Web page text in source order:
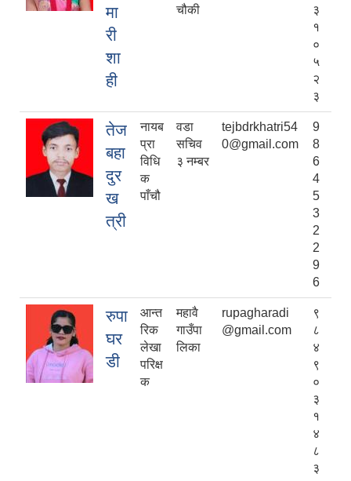
मा
री
शा
ही
चौकी
३
१
०
५
२
३
तेज
बहा
दुर
ख
त्री
नायब
प्रा
विधि
क
पाँचौ
वडा
सचिव
३ न‌‌म्बर
tejbdrkhatri54
0@gmail.com
9
8
6
4
5
3
2
2
9
6
रुपा
घर
डी
आन्त
रिक
लेखा
परिक्ष
क
महावै
गाउँपा
लिका
rupagharadi
@gmail.com
९
८
४
९
०
३
१
४
८
३